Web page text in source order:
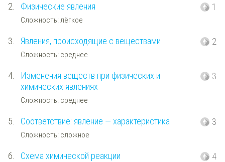
2. Физические явления
Сложность: лёгкое
1
3. Явления, происходящие с веществами
Сложность: среднее
2
4.
Изменения веществ при физических и
химических явлениях
Сложность: среднее
3
5. Соответствие: явление — характеристика
Сложность: сложное
3
6. Схема химической реакции 4